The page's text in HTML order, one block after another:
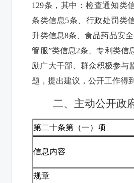
129条，其中：检查通知类
条类信息5条、行政处罚类
升类信息8条、食品药品安
管服”类信息2条、专利类信
励广大干部、群众积极参与
题，提出建议，公开工作得
二、主动公开政
第二十条第（一）项
信息内容
规章